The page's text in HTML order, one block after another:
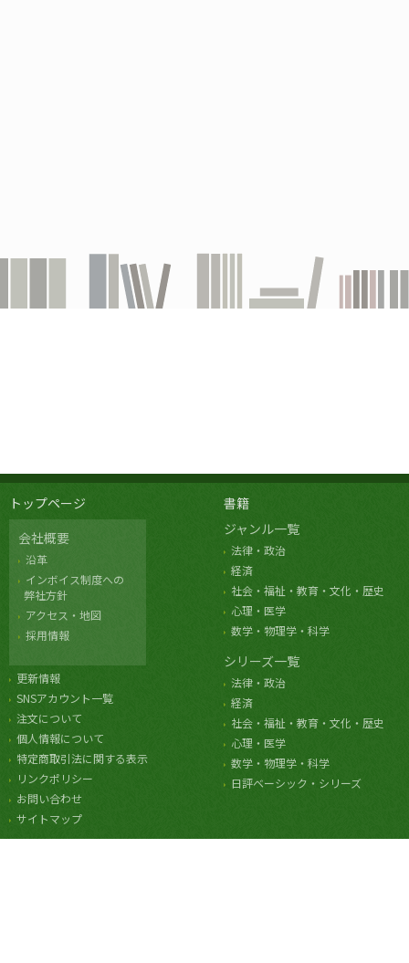
トップページ
会社概要
沿革
インボイス制度への
弊社方針
アクセス・地図
採用情報
更新情報
SNSアカウント一覧
注文について
個人情報について
特定商取引法に関する表示
リンクポリシー
お問い合わせ
サイトマップ
書籍
ジャンル一覧
法律・政治
経済
社会・福祉・教育・文化・歴史
心理・医学
数学・物理学・科学
シリーズ一覧
法律・政治
経済
社会・福祉・教育・文化・歴史
心理・医学
数学・物理学・科学
日評ベーシック・シリーズ